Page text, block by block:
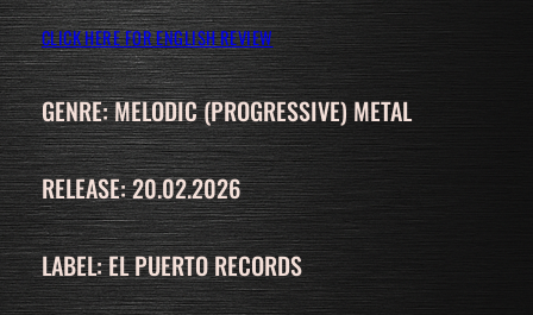
CLICK HERE FOR ENGLISH REVIEW
GENRE: MELODIC (PROGRESSIVE) METAL
RELEASE: 20.02.2026
LABEL: EL PUERTO RECORDS